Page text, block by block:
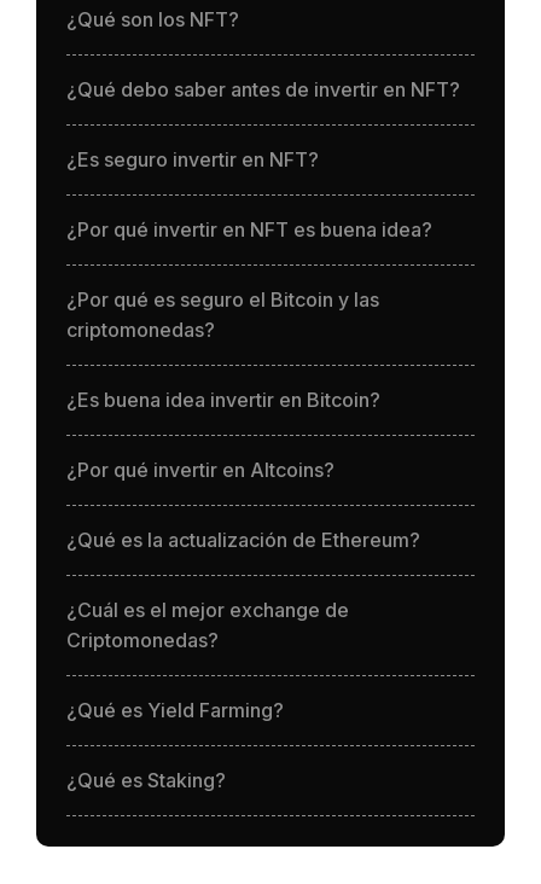
¿Qué son los NFT?
¿Qué debo saber antes de invertir en NFT?
¿Es seguro invertir en NFT?
¿Por qué invertir en NFT es buena idea?
¿Por qué es seguro el Bitcoin y las
criptomonedas?
¿Es buena idea invertir en Bitcoin?
¿Por qué invertir en Altcoins?
¿Qué es la actualización de Ethereum?
¿Cuál es el mejor exchange de
Criptomonedas?
¿Qué es Yield Farming?
¿Qué es Staking?